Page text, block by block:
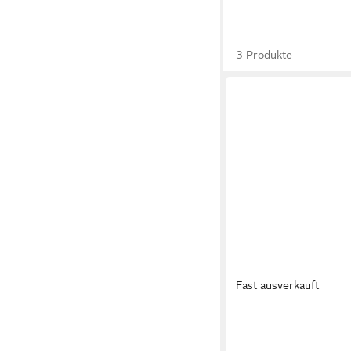
3 Produkte
Fast ausverkauft